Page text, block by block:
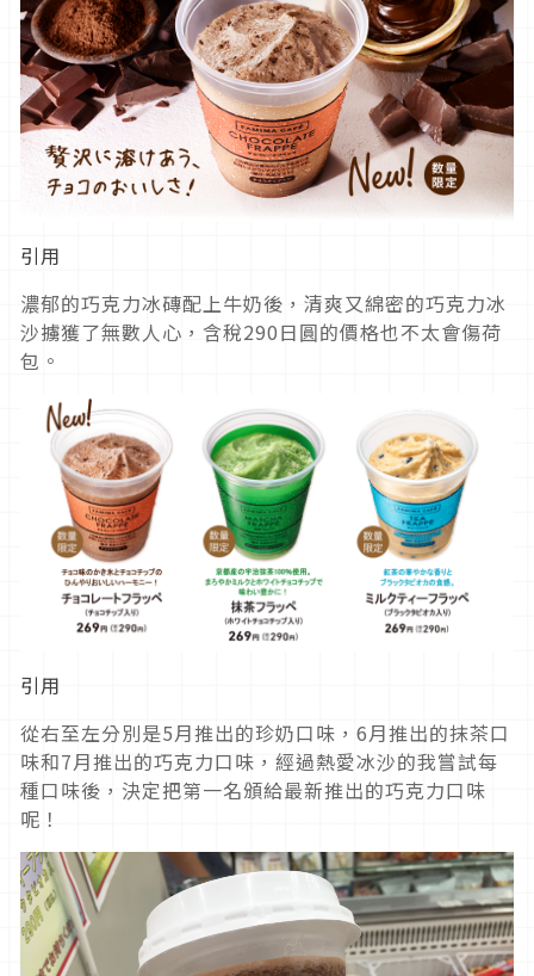
引用
濃郁的巧克力冰磚配上牛奶後，清爽又綿密的巧克力冰
沙擄獲了無數人心，含稅290日圓的價格也不太會傷荷
包。
引用
從右至左分別是5月推出的珍奶口味，6月推出的抹茶口
味和7月推出的巧克力口味，經過熱愛冰沙的我嘗試每
種口味後，決定把第一名頒給最新推出的巧克力口味
呢！